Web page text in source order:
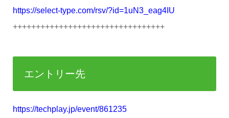
https://select-type.com/rsv/?id=1uN3_eag4IU
+++++++++++++++++++++++++++++++++
エントリー先
https://techplay.jp/event/861235